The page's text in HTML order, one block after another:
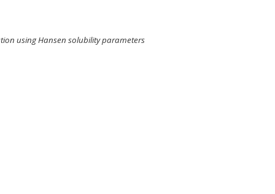
using Hansen solubility parameters